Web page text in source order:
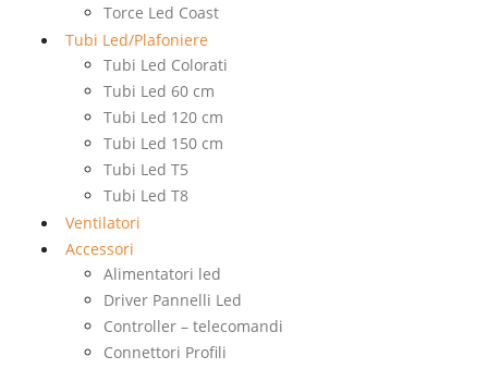
Torce Led Coast
Tubi Led/Plafoniere
Tubi Led Colorati
Tubi Led 60 cm
Tubi Led 120 cm
Tubi Led 150 cm
Tubi Led T5
Tubi Led T8
Ventilatori
Accessori
Alimentatori led
Driver Pannelli Led
Controller – telecomandi
Connettori Profili